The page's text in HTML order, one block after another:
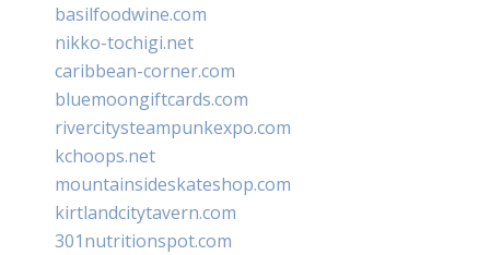
basilfoodwine.com
nikko-tochigi.net
caribbean-corner.com
bluemoongiftcards.com
rivercitysteampunkexpo.com
kchoops.net
mountainsideskateshop.com
kirtlandcitytavern.com
301nutritionspot.com